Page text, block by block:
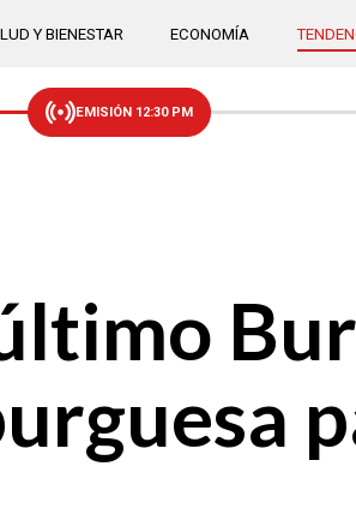
Y BIENESTAR ECONOMÍA
EMISIÓN 12:30 PM